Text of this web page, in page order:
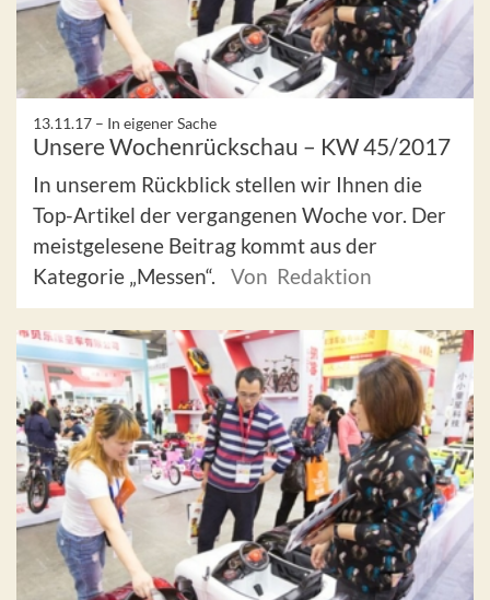
13.11.17 – In eigener Sache
Unsere Wochenrückschau – KW 45/2017
In unserem Rückblick stellen wir Ihnen die
Top-Artikel der vergangenen Woche vor. Der
meistgelesene Beitrag kommt aus der
Kategorie „Messen“.
Von Redaktion